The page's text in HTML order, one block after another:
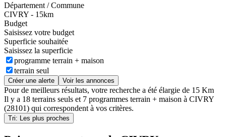
Département / Commune
CIVRY - 15km
Budget
Saisissez votre budget
Superficie souhaitée
Saisissez la superficie
programme terrain + maison
terrain seul
Créer une alerte Voir les annonces
Pour de meilleurs résultats, votre recherche a été élargie de 15 Km
Il y a 18 terrains seuls et 7 programmes terrain + maison à CIVRY
(28101) qui correspondent à vos critères.
Tri: Les plus proches